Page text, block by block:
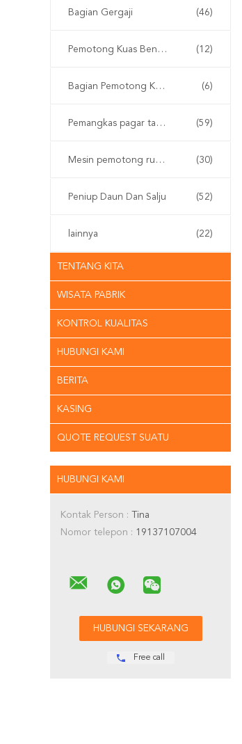
Bagian Gergaji (46)
Pemotong Kuas Bensin (12)
Bagian Pemotong Kuas (6)
Pemangkas pagar tanpa kabel (59)
Mesin pemotong rumput (30)
Peniup Daun Dan Salju (52)
lainnya (22)
TENTANG KITA
WISATA PABRIK
KONTROL KUALITAS
HUBUNGI KAMI
BERITA
KASING
QUOTE REQUEST SUATU
HUBUNGI KAMI
Kontak Person : Tina
Nomor telepon : 19137107004
Free call